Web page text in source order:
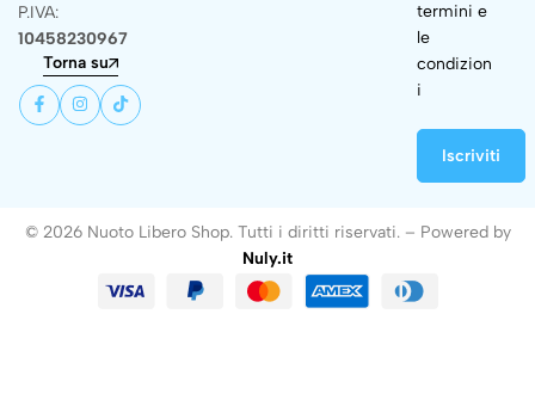
P.IVA:
10458230967
Torna su
termini e
le
condizion
i
© 2026 Nuoto Libero Shop. Tutti i diritti riservati. – Powered by
Nuly.it